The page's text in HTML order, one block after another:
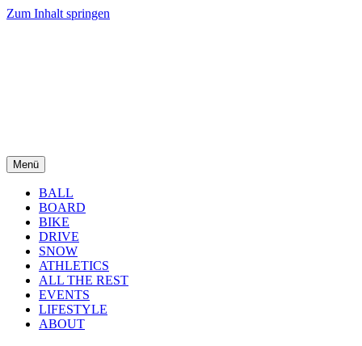
Zum Inhalt springen
Menü
BALL
BOARD
BIKE
DRIVE
SNOW
ATHLETICS
ALL THE REST
EVENTS
LIFESTYLE
ABOUT